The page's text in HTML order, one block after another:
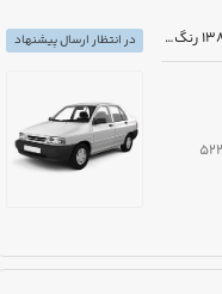
مزایده دولتی خودرو پراید مدل 1388 رنگ سفید
در انتظار ارسال پیشنهاد